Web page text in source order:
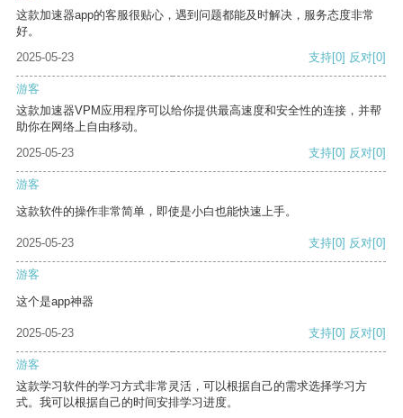
这款加速器app的客服很贴心，遇到问题都能及时解决，服务态度非常
好。
2025-05-23
支持[0] 反对[0]
游客
这款加速器VPM应用程序可以给你提供最高速度和安全性的连接，并帮
助你在网络上自由移动。
2025-05-23
支持[0] 反对[0]
游客
这款软件的操作非常简单，即使是小白也能快速上手。
2025-05-23 支持[0] 反对[0]
游客
这个是app神器
2025-05-23 支持[0] 反对[0]
游客
这款学习软件的学习方式非常灵活，可以根据自己的需求选择学习方
式。我可以根据自己的时间安排学习进度。